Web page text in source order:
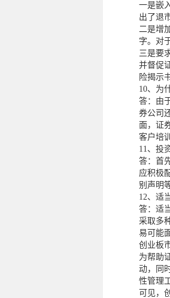
一是嵌
出了退
二是增
字。对
三是要
并督促
险揭示
10、为
答：由
券公司
面，证
客户培
11、投
答：首
应积极
别声明
12、适
答：适
采取多
易可能
创业板
为帮助
动，同
性管理
可见，